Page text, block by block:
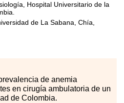
Hospital Universitario de la
de La Sabana, Chía,
de anemia
en cirugía ambulatoria de un
de Colombia.